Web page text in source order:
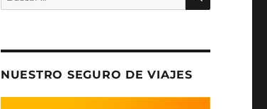
por:
NUESTRO SEGURO DE VIAJES